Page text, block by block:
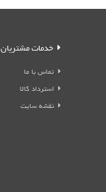
خدمات مشتریان
تماس با ما
استرداد کالا
نقشه سایت